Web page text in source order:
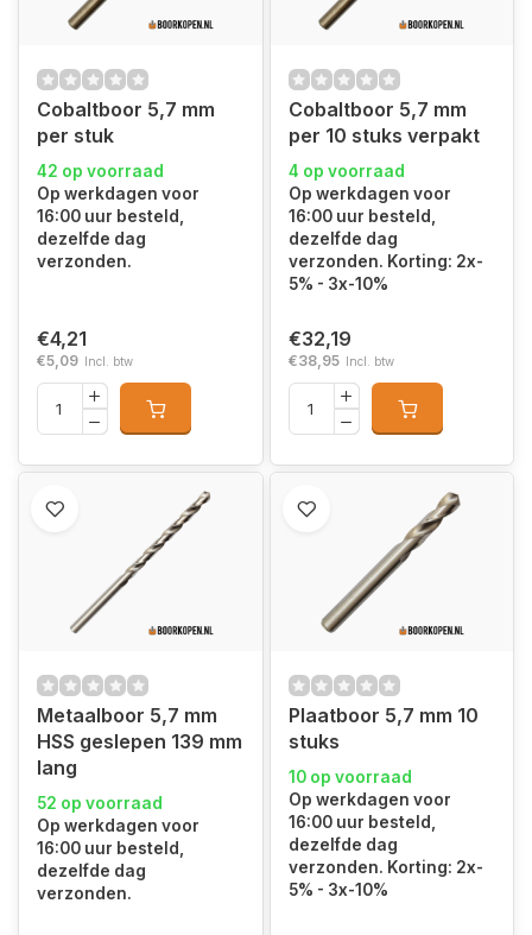
Cobaltboor 5,7 mm
per stuk
42 op voorraad
Op werkdagen voor
16:00 uur besteld,
dezelfde dag
verzonden.
€4,21
€5,09 Incl. btw
Cobaltboor 5,7 mm
per 10 stuks verpakt
4 op voorraad
Op werkdagen voor
16:00 uur besteld,
dezelfde dag
verzonden. Korting: 2x-
5% - 3x-10%
€32,19
€38,95 Incl. btw
Metaalboor 5,7 mm
HSS geslepen 139 mm
lang
52 op voorraad
Op werkdagen voor
16:00 uur besteld,
dezelfde dag
verzonden.
Plaatboor 5,7 mm 10
stuks
10 op voorraad
Op werkdagen voor
16:00 uur besteld,
dezelfde dag
verzonden. Korting: 2x-
5% - 3x-10%